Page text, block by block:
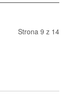
Strona 9 z 14